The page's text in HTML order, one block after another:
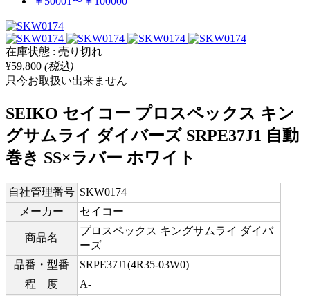
在庫状態 : 売り切れ
¥59,800 (税込)
只今お取扱い出来ません
SEIKO セイコー プロスペックス キン
グサムライ ダイバーズ SRPE37J1 自動
巻き SS×ラバー ホワイト
自社管理番号 SKW0174
メーカー
セイコー
商品名
プロスペックス キングサムライ ダイバ
ーズ
品番・型番
SRPE37J1(4R35-03W0)
程 度
A-